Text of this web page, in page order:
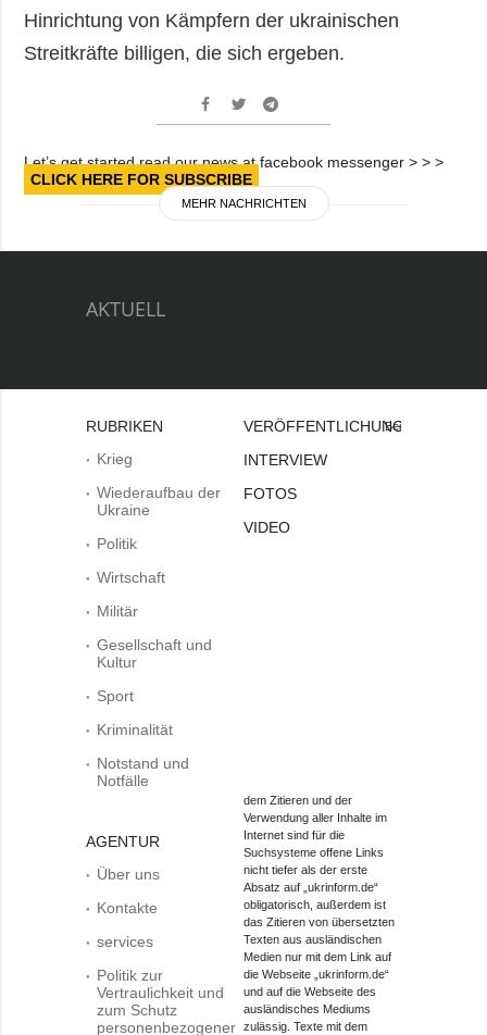
Hinrichtung von Kämpfern der ukrainischen
Streitkräfte billigen, die sich ergeben.
Let’s get started read our news at facebook messenger > > >
CLICK HERE FOR SUBSCRIBE
MEHR NACHRICHTEN
AKTUELL
RUBRIKEN
Krieg
Wiederaufbau der
Ukraine
Politik
Wirtschaft
Militär
Gesellschaft und
Kultur
Sport
Kriminalität
Notstand und
Notfälle
AGENTUR
Über uns
Kontakte
services
Politik zur
Vertraulichkeit und
zum Schutz
personenbezogener
VERÖFFENTLICHUNGEN
INTERVIEW
FOTOS
VIDEO
Bei
dem Zitieren und der
Verwendung aller Inhalte im
Internet sind für die
Suchsysteme offene Links
nicht tiefer als der erste
Absatz auf „ukrinform.de“
obligatorisch, außerdem ist
das Zitieren von übersetzten
Texten aus ausländischen
Medien nur mit dem Link auf
die Webseite „ukrinform.de“
und auf die Webseite des
ausländisches Mediums
zulässig. Texte mit dem